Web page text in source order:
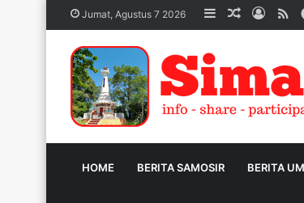
Jumat, Agustus 7 2026 Sidebar
Acak Log
HOME BERITA SAMOSIR BERITA